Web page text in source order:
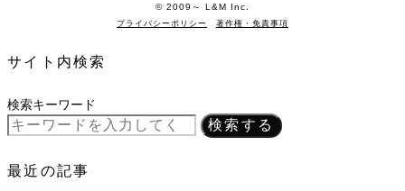
©️ 2009～ L&M Inc.
プライバシーポリシー 著作権・免責事項
サイト内検索
検索キーワード
検索する
最近の記事